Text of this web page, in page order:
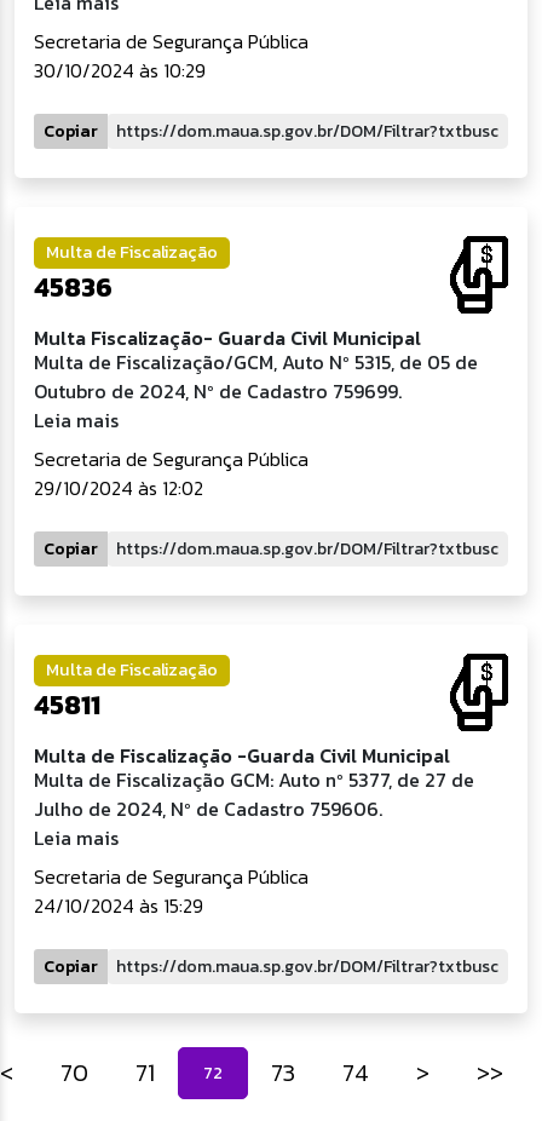
Secretaria de Segurança Pública
30/10/2024 às 10:29
Copiar
Multa de Fiscalização
45836
Multa Fiscalização- Guarda Civil Municipal
Multa de Fiscalização/GCM, Auto Nº 5315, de 05 de
Outubro de 2024, Nº de Cadastro 759699.
Leia mais
Secretaria de Segurança Pública
29/10/2024 às 12:02
Copiar
Multa de Fiscalização
45811
Multa de Fiscalização -Guarda Civil Municipal
Multa de Fiscalização GCM: Auto nº 5377, de 27 de
Julho de 2024, Nº de Cadastro 759606.
Leia mais
Secretaria de Segurança Pública
24/10/2024 às 15:29
Copiar
< 70 71 72 73 74 > >>